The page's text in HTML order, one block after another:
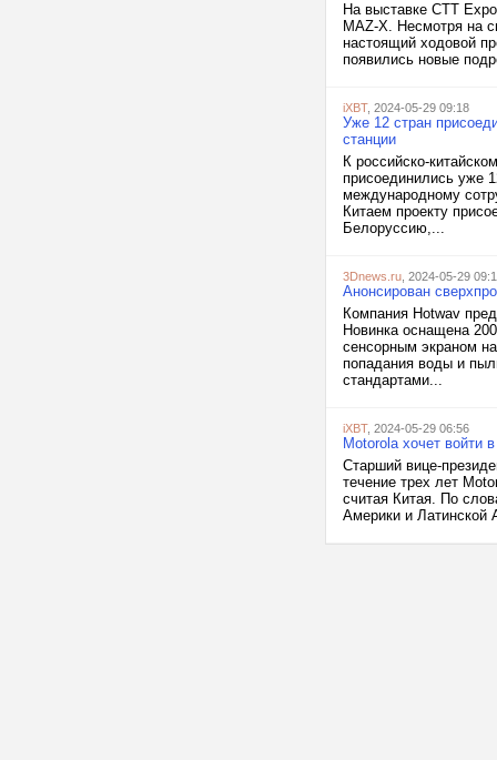
На выставке CTT
MAZ-X. Несмотря на
настоящий ходовой
появились новые
iXBT, 2024-05-29 09:18
Уже 12 стран
станции
К российско-
присоединились уже
международному
Китаем проекту
Белоруссию,...
3Dnews.ru , 2024-05-29
Анонсирован
Компания Hotwav
Новинка оснащена
сенсорным экраном
попадания воды и
стандартами...
iXBT, 2024-05-29 06:56
Motorola хочет войти
Старший вице-
течение трех лет
считая Китая. По
Америки и Латинской